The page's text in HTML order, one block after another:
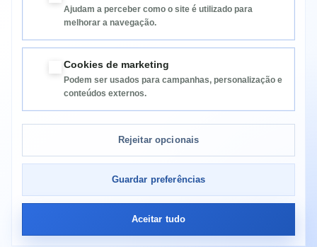
Informação
Categorias
Informação da Loja
Ajudam a perceber como o site é utilizado para
melhorar a navegação.
Cookies de marketing
Podem ser usados para campanhas, personalização e
conteúdos externos.
Rejeitar opcionais
Guardar preferências
Aceitar tudo